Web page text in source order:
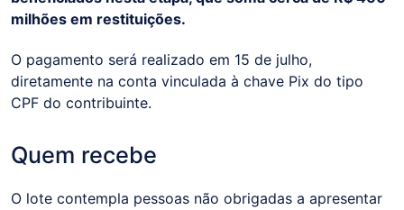
milhões em restituições.
O pagamento será realizado em 15 de julho,
diretamente na conta vinculada à chave Pix do tipo
CPF do contribuinte.
Quem recebe
O lote contempla pessoas não obrigadas a apresentar